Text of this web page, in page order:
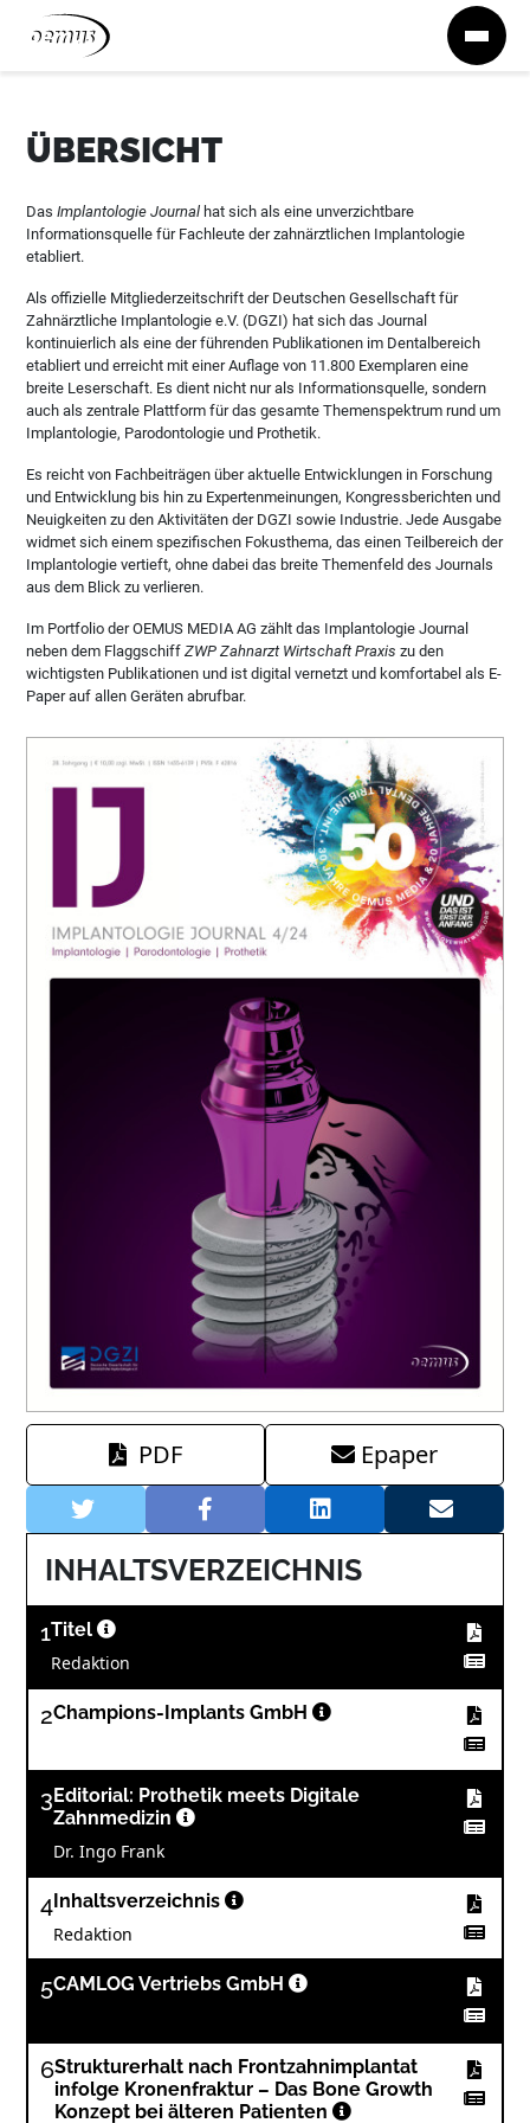
Zum Inhalt springen
ÜBERSICHT
DasImplantologie Journal hat sich als eine unverzichtbare
Informationsquelle für Fachleute der zahnärztlichen Implantologie
etabliert.
Als offizielle Mitgliederzeitschrift der Deutschen Gesellschaft für
Zahnärztliche Implantologie e.V. (DGZI) hat sich das Journal
kontinuierlich als eine der führenden Publikationen im Dentalbereich
etabliert und erreicht mit einer Auflage von 11.800 Exemplaren eine
breite Leserschaft. Es dient nicht nur als Informationsquelle, sondern
auch als zentrale Plattform für das gesamte Themenspektrum rund um
Implantologie, Parodontologie und Prothetik.
Es reicht von Fachbeiträgen über aktuelle Entwicklungen in Forschung
und Entwicklung bis hin zu Expertenmeinungen, Kongressberichten und
Neuigkeiten zu den Aktivitäten der DGZI sowie Industrie. Jede Ausgabe
widmet sich einem spezifischen Fokusthema, das einen Teilbereich der
Implantologie vertieft, ohne dabei das breite Themenfeld des Journals
aus dem Blick zu verlieren.
Im Portfolio der OEMUS MEDIA AG zählt das Implantologie Journal
neben dem FlaggschiffZWP Zahnarzt Wirtschaft Praxiszu den
wichtigsten Publikationen und ist digital vernetzt und komfortabel als E-
Paper auf allen Geräten abrufbar.
PDF Epaper
INHALTSVERZEICHNIS
1Titel
Redaktion
2Champions-Implants GmbH
3 Editorial: Prothetik meets Digitale
Zahnmedizin
Dr. Ingo Frank
4 Inhaltsverzeichnis
Redaktion
5CAMLOG Vertriebs GmbH
6Strukturerhalt nach Frontzahnimplantat
infolge Kronenfraktur – Das Bone Growth
Konzept bei älteren Patienten